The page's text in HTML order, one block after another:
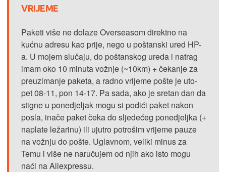
VRIJEME
Paketi više ne dolaze Overseasom direktno na
kućnu adresu kao prije, nego u poštanski ured HP-
a. U mojem slučaju, do poštanskog ureda i natrag
imam oko 10 minuta vožnje (~10km) + čekanje za
preuzimanje paketa, a radno vrijeme pošte je uto-
pet 08-11, pon 14-17. Pa sada, ako je sretan dan da
stigne u ponedjeljak mogu si podići paket nakon
posla, inače paket čeka do sljedećeg ponedjeljka (+
naplate ležarinu) ili ujutro potrošim vrijeme pauze
na vožnju do pošte. Uglavnom, veliki minus za
Temu i više ne naručujem od njih ako isto mogu
naći na Aliexpressu.